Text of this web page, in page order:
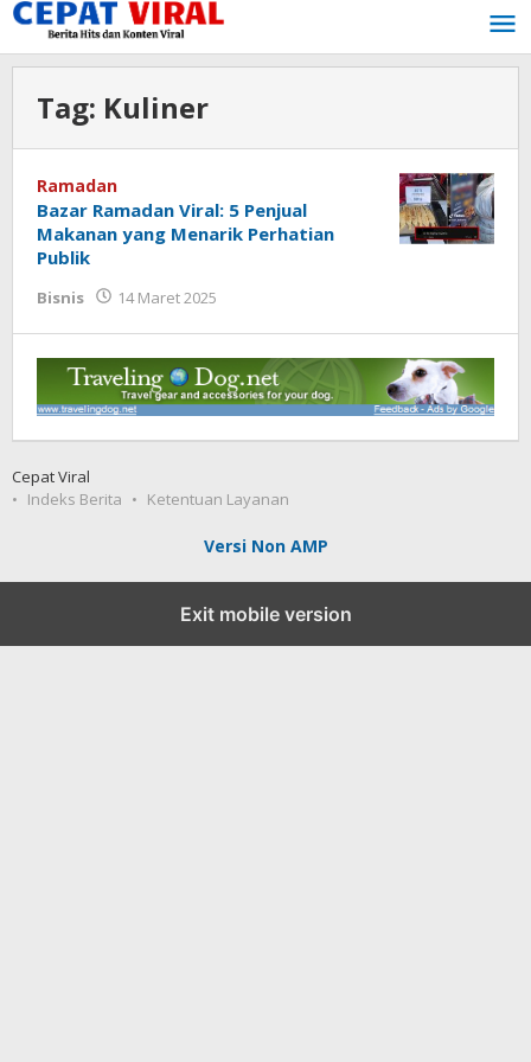
Lewati
konten
Tag: Kuliner
Ramadan
Bazar Ramadan Viral: 5 Penjual
Makanan yang Menarik Perhatian
Publik
Bisnis 14 Maret 2025
Viral
Cepat Viral
Indeks Berita
Ketentuan Layanan
Versi Non AMP
Exit mobile version